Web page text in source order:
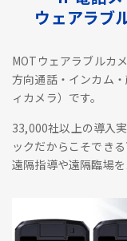
ウェアラブ
MOTウェアラブルカ
方向通話・インカム
ィカメラ）です。
33,000社以上の導入
ックだからこそでき
遠隔指導や遠隔臨場